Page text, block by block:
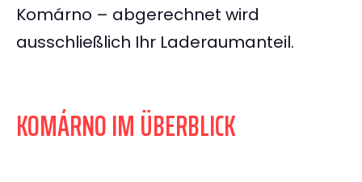
Komárno – abgerechnet wird
ausschließlich Ihr Laderaumanteil.
KOMÁRNO IM ÜBERBLICK